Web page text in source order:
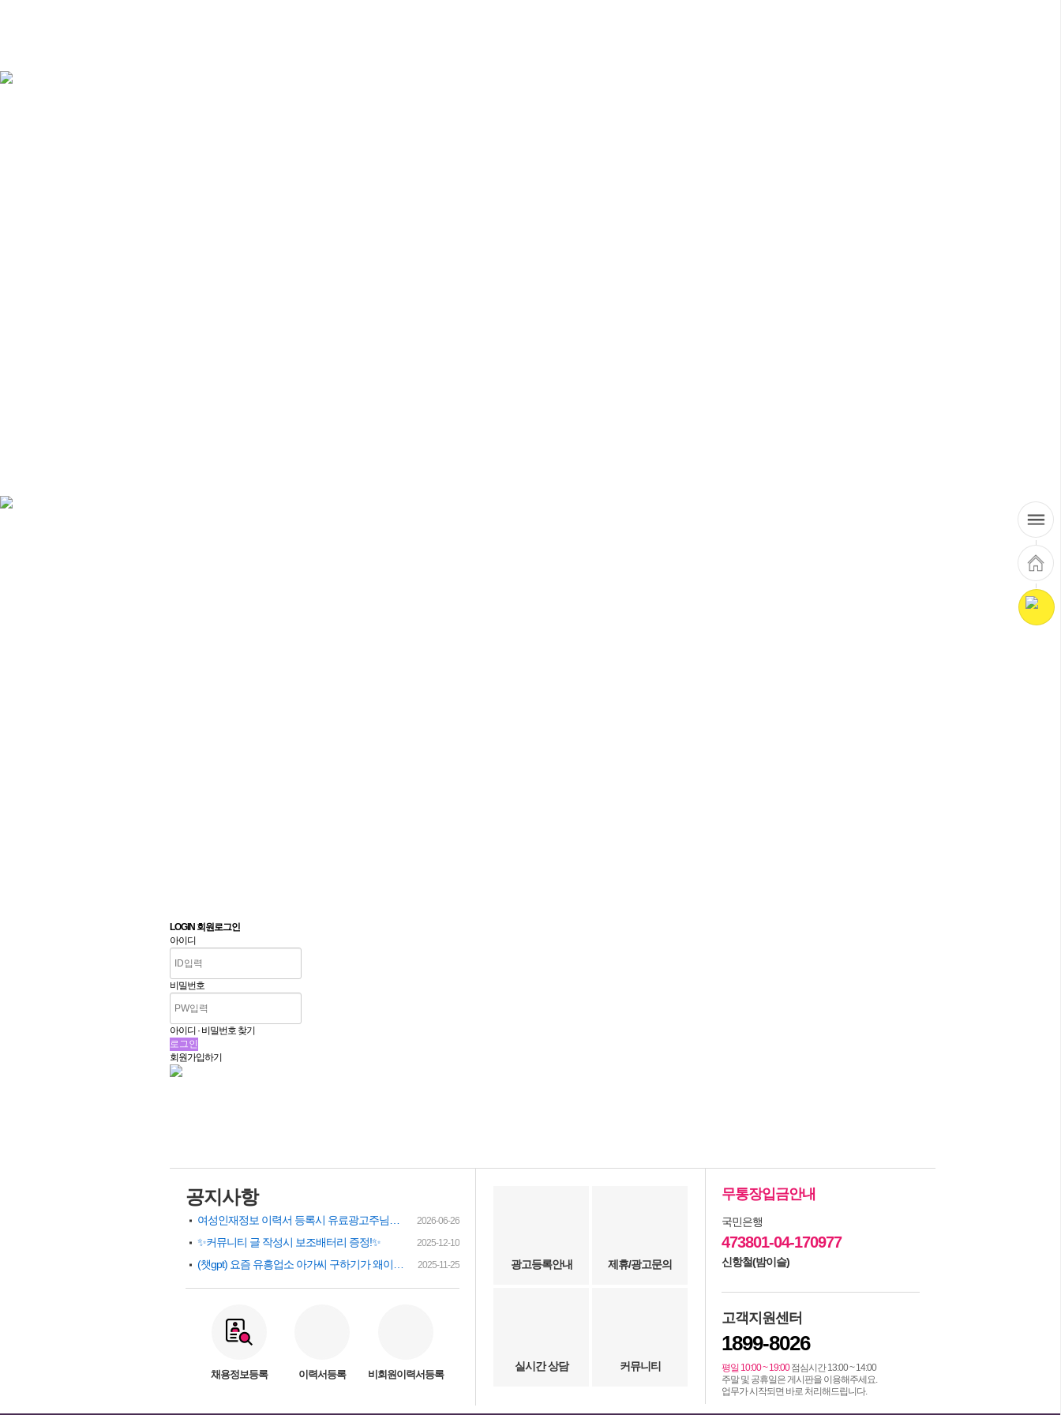
LOGIN 회원로그인
아이디
비밀번호
아이디 · 비밀번호 찾기
회원가입하기
공지사항
2026-06-26
✨커뮤니티 글 작성시 보조배터리 증정!✨ 2025-12-10
2025-11-25
채용정보등록 이력서등록 비회원이력서등록
광고등록안내 제휴/광고문의
실시간 상담 커뮤니티
무통장입금안내
국민은행
473801-04-170977
신항철(밤이슬)
고객지원센터
1899-8026
평일 10:00 ~ 19:00점심시간 13:00 ~ 14:00
주말 및 공휴일은 게시판을 이용해주세요.
업무가 시작되면 바로 처리해드립니다.